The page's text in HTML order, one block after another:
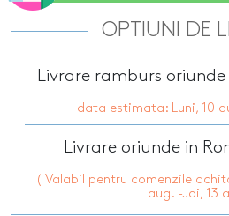
OPTIUNI DE
Livrare ramburs
data estimata: Luni, 10
Livrare oriunde in
( Valabil pentru comenzile
aug. -Joi, 13